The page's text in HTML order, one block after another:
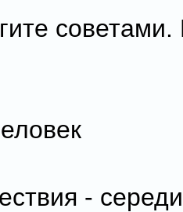
советами.
-